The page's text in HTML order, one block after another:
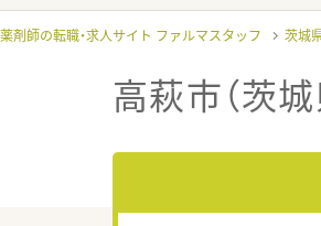
薬剤師の転職・求人サイト ファルマスタッフ 茨城
高萩市（茨